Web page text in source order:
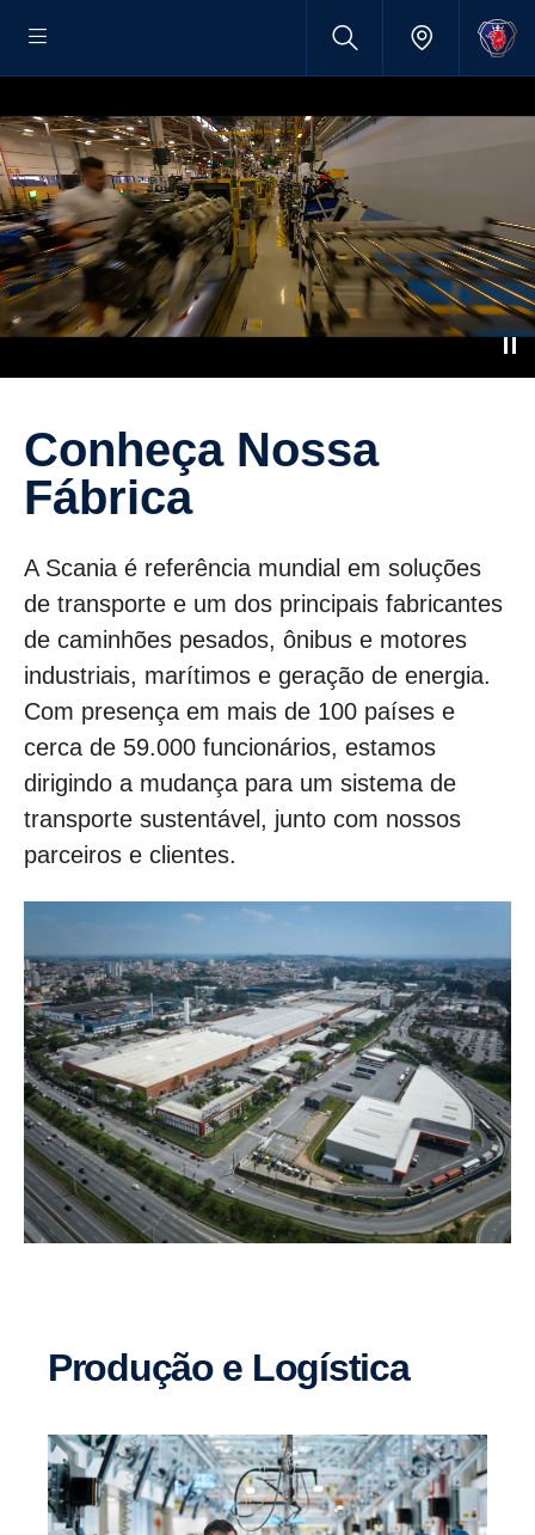
Conheça Nossa
Fábrica
A Scania é referência mundial em soluções
de transporte e um dos principais fabricantes
de caminhões pesados, ônibus e motores
industriais, marítimos e geração de energia.
Com presença em mais de 100 países e
cerca de 59.000 funcionários, estamos
dirigindo a mudança para um sistema de
transporte sustentável, junto com nossos
parceiros e clientes.
Produção e Logística